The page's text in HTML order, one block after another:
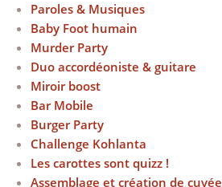
Paroles & Musiques
Baby Foot humain
Murder Party
Duo accordéoniste & guitare
Miroir boost
Bar Mobile
Burger Party
Challenge Kohlanta
Les carottes sont quizz !
Assemblage et création de cuvée